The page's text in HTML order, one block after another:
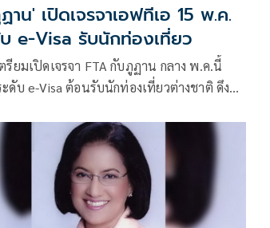
าน' เปิดเจรจาเอฟทีเอ 15 พ.ค.
e-Visa รับนักท่องเที่ยว
รียมเปิดเจรจา FTA กับภูฏาน กลาง พ.ค.นี้
ดับ e-Visa ต้อนรับนักท่องเที่ยวต่างชาติ ดึง